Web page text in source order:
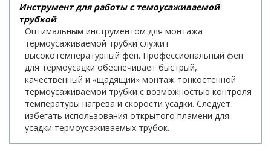
Инструмент для работы с темоусаживаемой
трубкой
Оптимальным инструментом для монтажа
термоусаживаемой трубки служит
высокотемпературный фен. Профессиональный фен
для термоусадки обеспечивает быстрый,
качественный и «щадящий» монтаж тонкостенной
термоусаживаемой трубки с возможностью контроля
температуры нагрева и скорости усадки. Следует
избегать использования открытого пламени для
усадки термоусаживаемых трубок.